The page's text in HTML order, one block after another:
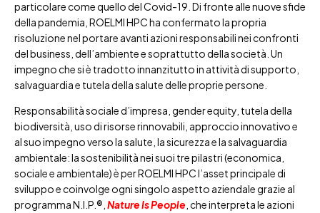
particolare come quello del Covid-19. Di fronte alle nuove sfide
della pandemia, ROELMI HPC ha confermato la propria
risoluzione nel portare avanti azioni responsabili nei confronti
del business, dell’ambiente e soprattutto della società. Un
impegno che si è tradotto innanzitutto in attività di supporto,
salvaguardia e tutela della salute delle proprie persone.
Responsabilità sociale d’impresa, gender equity, tutela della
biodiversità, uso di risorse rinnovabili, approccio innovativo e
al suo impegno verso la salute, la sicurezza e la salvaguardia
ambientale: la sostenibilità nei suoi tre pilastri (economica,
sociale e ambientale) è per ROELMI HPC l’asset principale di
sviluppo e coinvolge ogni singolo aspetto aziendale grazie al
programma N.I.P.®, NatureIs People , che interpreta le azioni